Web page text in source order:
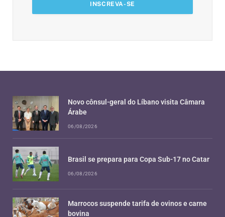
Novo cônsul-geral do Líbano visita Câmara
Árabe
Brasil se prepara para Copa Sub-17 no Catar
Marrocos suspende tarifa de ovinos e carne